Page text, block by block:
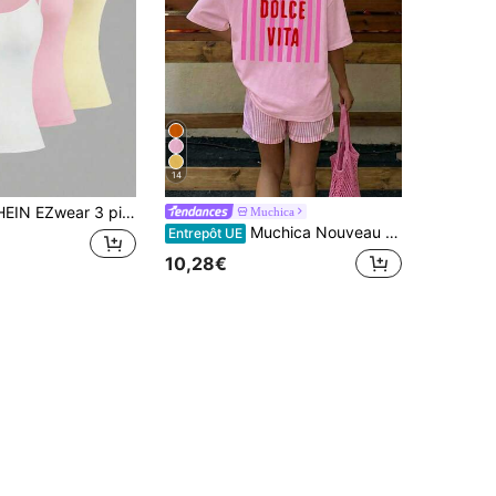
3 pièces/set Débardeur court moulant à bretelles fines pour femmes, convient pour l'été, rose, jaune, blanc
14
Muchica
Entrepôt UE Muchica Nouveau t-shirt d'été rose à rayures avec slogan surdimensionné, t-shirt ample à col rond à motif minimaliste décontracté, manches courtes, convient pour les déplacements quotidiens, les sorties, les rassemblements, l'automne/l'hiver/l'été, Noël, le Nouvel An, Thanksgiving, les fêtes, les mariages, la plage, les remises de diplômes, la mode, l'élégance, le décontracté, les sorties, les rendez-vous, les trajets, le brillant, la Saint-Valentin, les vacances, le style Y2K et d'autres occasions.
10,28€